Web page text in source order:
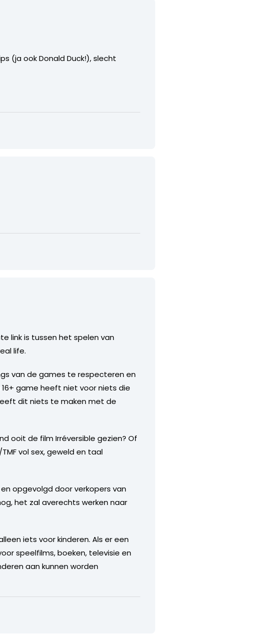
(ja ook Donald Duck!), slecht
link is tussen het spelen van
life.
van de games te respecteren en
game heeft niet voor niets die
dit niets te maken met de
ooit de film Irréversible gezien? Of
vol sex, geweld en taal
opgevolgd door verkopers van
het zal averechts werken naar
iets voor kinderen. Als er een
speelfilms, boeken, televisie en
aan kunnen worden